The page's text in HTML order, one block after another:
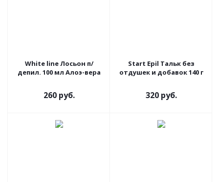
White line Лосьон п/
депил. 100 мл Алоэ-вера
260 руб.
Start Epil Тальк без
отдушек и добавок 140 г
320 руб.